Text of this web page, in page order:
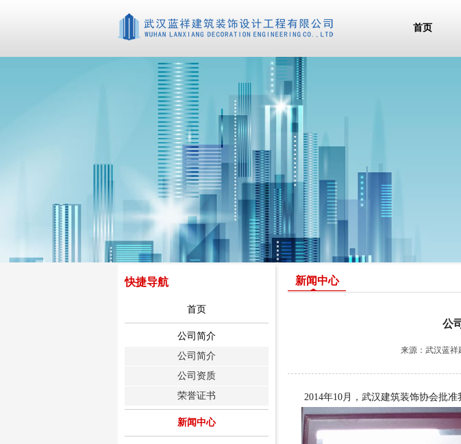
首页
快捷导航
首页
公司简介
公司简介
公司资质
荣誉证书
新闻中心
新闻中心
公
来源：武汉蓝
2014年10月，武汉建筑装饰协会批准